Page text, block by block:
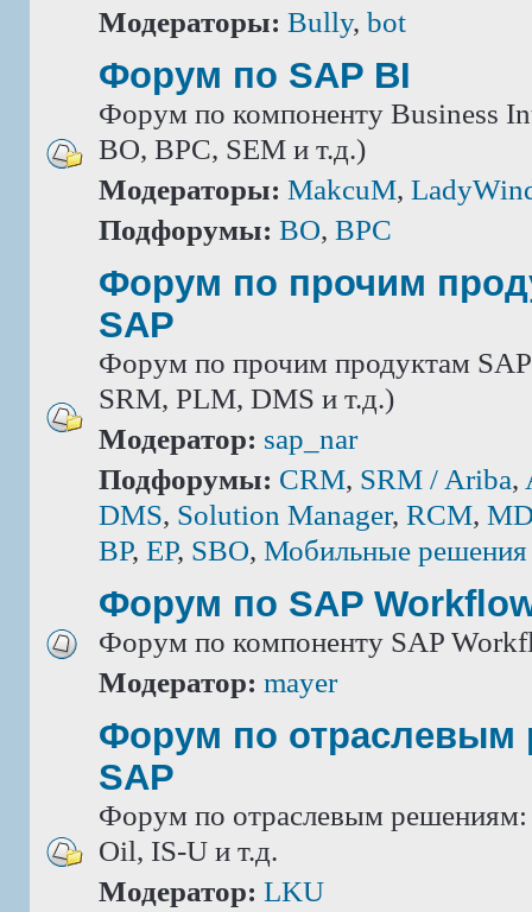
Модераторы: Bully, bot
Форум по SAP BI
Форум по компоненту Business
BO, BPC, SEM и т.д.)
Модераторы: MakcuM,
Подфорумы: BO, BPC
Форум по прочим
SAP
Форум по прочим продуктам
SRM, PLM, DMS и т.д.)
Модератор: sap_nar
Подфорумы: CRM, SRM / Ariba,
DMS, Solution Manager, RCM,
BP, EP, SBO, Мобильные решения
Форум по SAP
Форум по компоненту SAP
Модератор: mayer
Форум по отраслевым
SAP
Форум по отраслевым
Oil, IS-U и т.д.
Модератор: LKU